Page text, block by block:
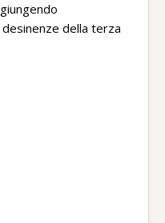
della terza